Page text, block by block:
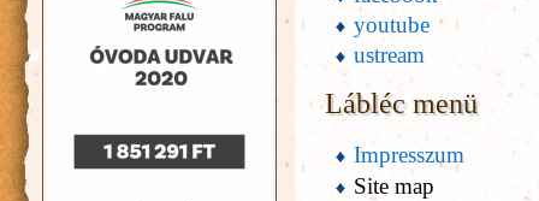
youtube
ustream
Lábléc menü
Impresszum
Site map